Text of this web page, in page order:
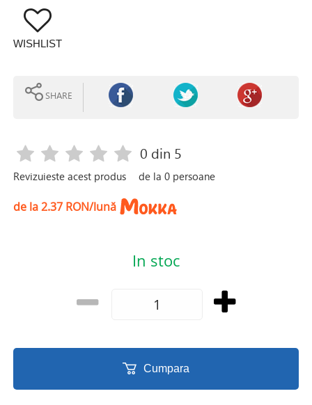
WISHLIST
SHARE
Revizuieste acest produs
0 din 5
de la0 persoane
de la 2.37 RON/lună
In stoc
Cumpara